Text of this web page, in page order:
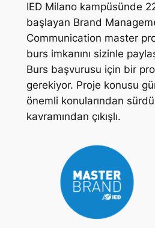
IED Milano kampüsünde
başlayan Brand
Communication master
burs imkanını sizinle
Burs başvurusu için bir
gerekiyor. Proje konusu
önemli konularından
kavramından çıkışlı.